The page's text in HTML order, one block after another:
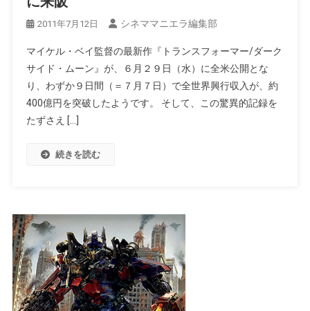
2011年7月12日 シネママニエラ編集部
マイケル・ベイ監督の最新作『トランスフォーマー/ダーク
サイド・ムーン』が、６月２９日（水）に全米公開とな
り、わずか９日間（＝７月７日）で全世界興行収入が、約
400億円を突破したようです。 そして、この驚異的記録を
たずさえ […]
続きを読む